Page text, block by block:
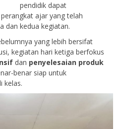
pendidik dapat
ajar yang telah
dan kedua kegiatan.
yang lebih bersifat
kegiatan hari ketiga berfokus
dan penyelesaian produk
benar siap untuk
kelas.